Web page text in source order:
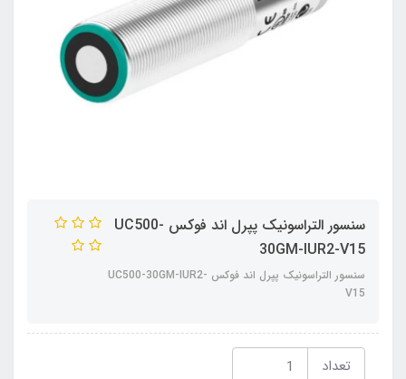
سنسور التراسونیک پپرل اند فوکس UC500-
30GM-IUR2-V15
سنسور التراسونیک پپرل اند فوکس UC500-30GM-IUR2-
V15
تعداد